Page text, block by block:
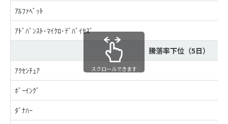
ｱﾙﾌｧﾍﾞｯﾄ
ｱﾄﾞﾊﾞﾝｽﾄ･ﾏｲｸﾛ･ﾃﾞﾊﾞｲｾｽﾞ
騰落率下位（5日）
ｱｸｾﾝﾁｭｱ
ﾎﾞｰｲﾝｸﾞ
ﾀﾞﾅﾊｰ
スクロールできます